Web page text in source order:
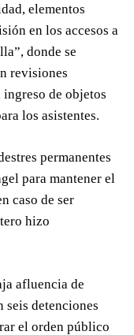
elementos
en los accesos a
donde se
revisiones
de objetos
los asistentes.
permanentes
para mantener el
caso de ser
hizo
afluencia de
seis detenciones
el orden público